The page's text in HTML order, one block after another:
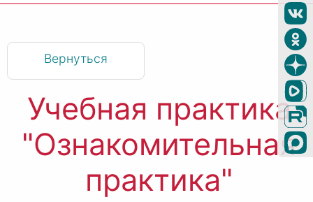
Вернуться
Учебная практика
"Ознакомительная
практика"